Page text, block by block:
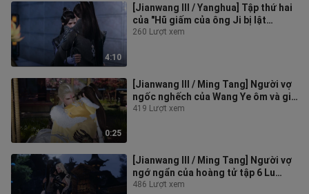
4:10
[Jianwang III / Yanghua] Tập thứ hai
của "Hũ giấm của ông Ji bị lật
ngược!" ! !
260 Lượt xem
0:25
[Jianwang III / Ming Tang] Người vợ
ngốc nghếch của Wang Ye ôm và giơ
cao
419 Lượt xem
[Jianwang III / Ming Tang] Người vợ
ngớ ngẩn của hoàng tử tập 6 Lu
Qisong: Bạn thực sự có thể về nhà
486 Lượt xem